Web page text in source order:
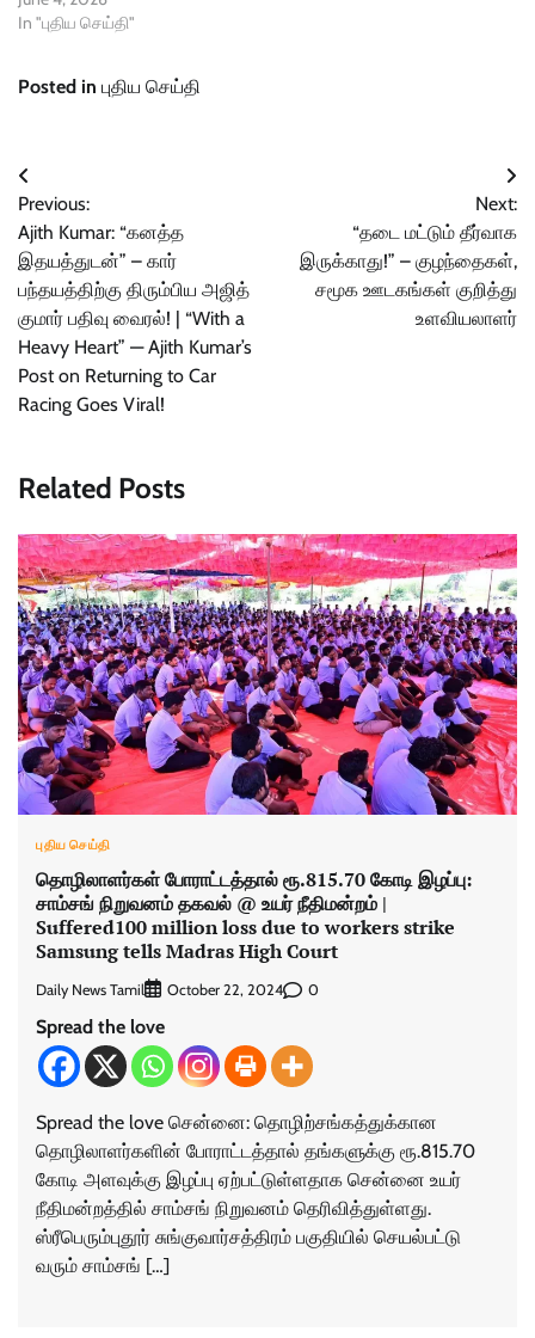
In "புதிய செய்தி"
Posted in புதிய செய்தி
Post
navigation
Previous:
Ajith Kumar: “கனத்த
இதயத்துடன்” – கார்
பந்தயத்திற்கு திரும்பிய அஜித்
குமார் பதிவு வைரல்! | “With a
Heavy Heart” — Ajith Kumar’s
Post on Returning to Car
Racing Goes Viral!
Next:
“தடை மட்டும் தீர்வாக
இருக்காது!” – குழந்தைகள்,
சமூக ஊடகங்கள் குறித்து
உளவியலாளர்
Related Posts
புதிய செய்தி
தொழிலாளர்கள் போராட்டத்தால் ரூ.815.70 கோடி இழப்பு:
சாம்சங் நிறுவனம் தகவல் @ உயர் நீதிமன்றம் |
Suffered100 million loss due to workers strike
Samsung tells Madras High Court
Daily News Tamil October 22, 2024 0
Spread the love
Spread the love சென்னை: தொழிற்சங்கத்துக்கான
தொழிலாளர்களின் போராட்டத்தால் தங்களுக்கு ரூ.815.70
கோடி அளவுக்கு இழப்பு ஏற்பட்டுள்ளதாக சென்னை உயர்
நீதிமன்றத்தில் சாம்சங் நிறுவனம் தெரிவித்துள்ளது.
ஸ்ரீபெரும்புதூர் சுங்குவார்சத்திரம் பகுதியில் செயல்பட்டு
வரும் சாம்சங் […]